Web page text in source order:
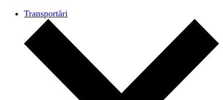
Transportări